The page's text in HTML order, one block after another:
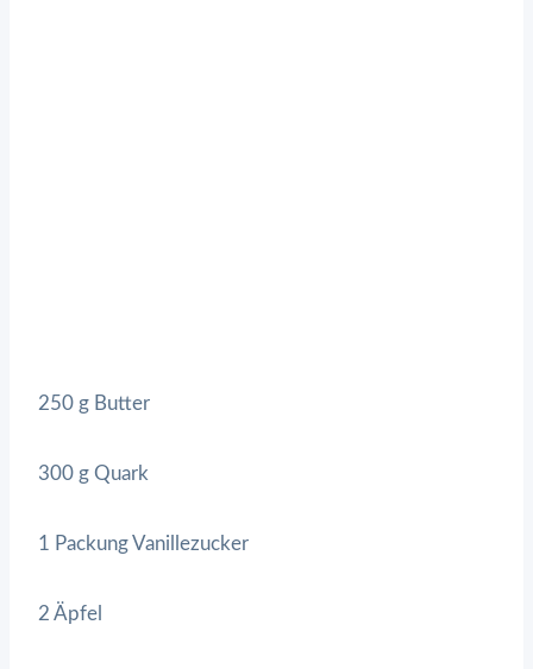
250 g Butter
300 g Quark
1 Packung Vanillezucker
2 Äpfel